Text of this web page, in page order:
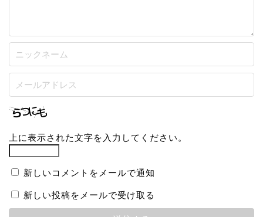
上に表示された文字を入力してください。
新しいコメントをメールで通知
新しい投稿をメールで受け取る